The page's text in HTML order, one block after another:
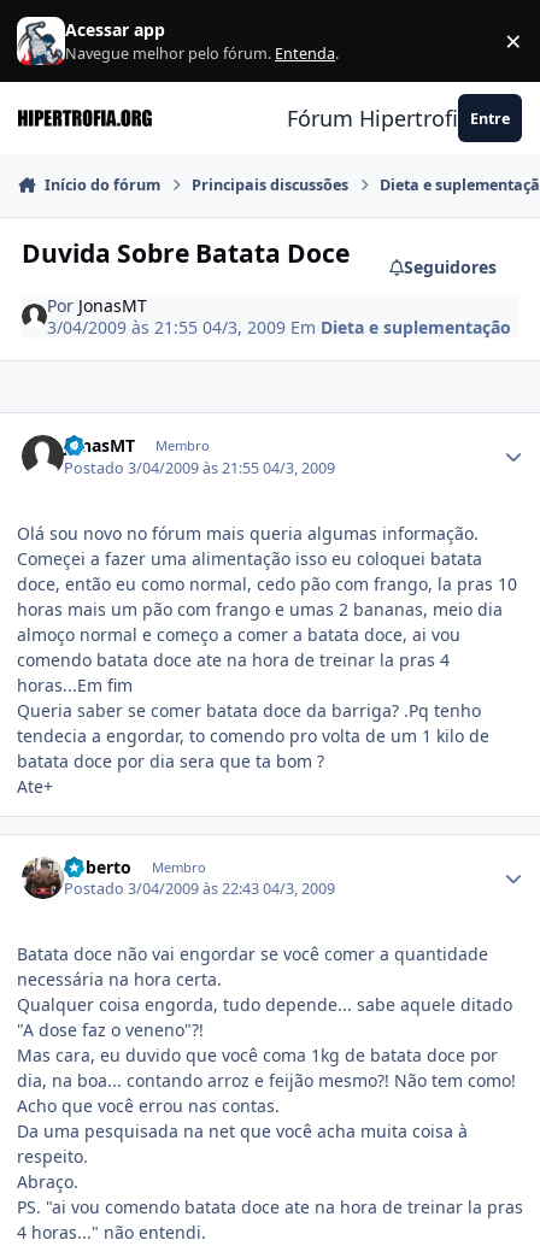
Ir para conteúdo
Acessar app
Navegue melhor pelo fórum. Entenda. ×
Fórum Hipertrofia.org
Entre
Início do fórum Principais discussões Dieta e
Duvida Sobre Batata Doce
Seguidores
Por JonasMT
3/04/2009 às 21:5504/3, 2009 Em Dieta e suplementação
JonasMT Membro
Postado3/04/2009 às 21:5504/3, 2009
Olá sou novo no fórum mais queria algumas informação.
Começei a fazer uma alimentação isso eu coloquei batata
doce, então eu como normal, cedo pão com frango, la pras 10
horas mais um pão com frango e umas 2 bananas, meio dia
almoço normal e começo a comer a batata doce, ai vou
comendo batata doce ate na hora de treinar la pras 4
horas...Em fim
Queria saber se comer batata doce da barriga? .Pq tenho
tendecia a engordar, to comendo pro volta de um 1 kilo de
batata doce por dia sera que ta bom ?
Ate+
Roberto Membro
Postado3/04/2009 às 22:4304/3, 2009
Batata doce não vai engordar se você comer a quantidade
necessária na hora certa.
Qualquer coisa engorda, tudo depende... sabe aquele ditado
"A dose faz o veneno"?!
Mas cara, eu duvido que você coma 1kg de batata doce por
dia, na boa... contando arroz e feijão mesmo?! Não tem como!
Acho que você errou nas contas.
Da uma pesquisada na net que você acha muita coisa à
respeito.
Abraço.
PS. "ai vou comendo batata doce ate na hora de treinar la pras
4 horas..." não entendi.